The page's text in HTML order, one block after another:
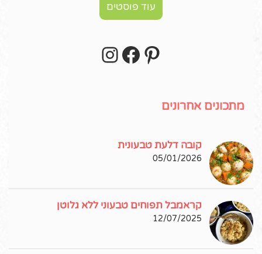
עוד פוסטים
Pinterest
Facebook
מתכונים אחרונים
קובה דלעת טבעונית
05/01/2026
קראמבל תפוחים טבעוני ללא גלוטן
12/07/2025